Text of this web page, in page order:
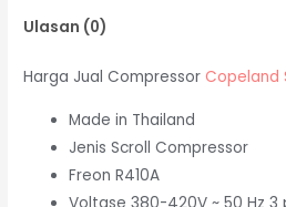
Ulasan (0)
Harga Jual Compressor Copeland
Made in Thailand
Jenis Scroll Compressor
Freon R410A